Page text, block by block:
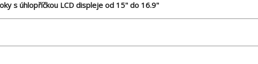
s úhlopříčkou LCD displeje od 15" do 16.9"